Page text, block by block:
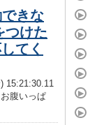
きな
つけた
てく
15:21:30.11
腹いっぱ